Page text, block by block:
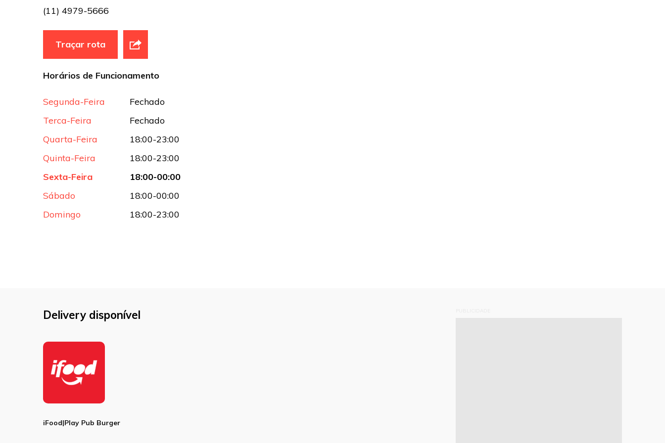
(11) 4979-5666
Traçar rota
Horários de Funcionamento
Segunda-Feira
Fechado
Terca-Feira
Fechado
Quarta-Feira
18:00-23:00
Quinta-Feira
18:00-23:00
Sexta-Feira
18:00-00:00
Sábado
18:00-00:00
Domingo
18:00-23:00
Delivery disponível
iFood|Play Pub Burger